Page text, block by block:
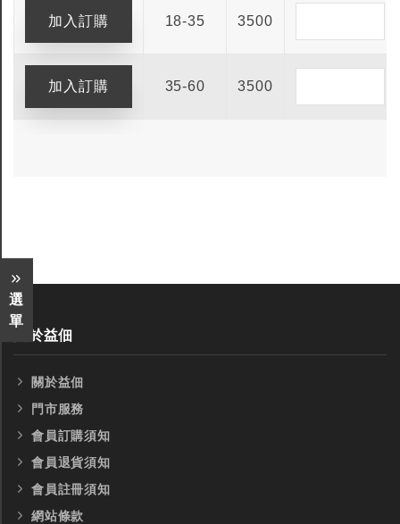
選
單
18-35 3500
35-60 3500
關於益佃
關於益佃
門市服務
會員訂購須知
會員退貨須知
會員註冊須知
網站條款